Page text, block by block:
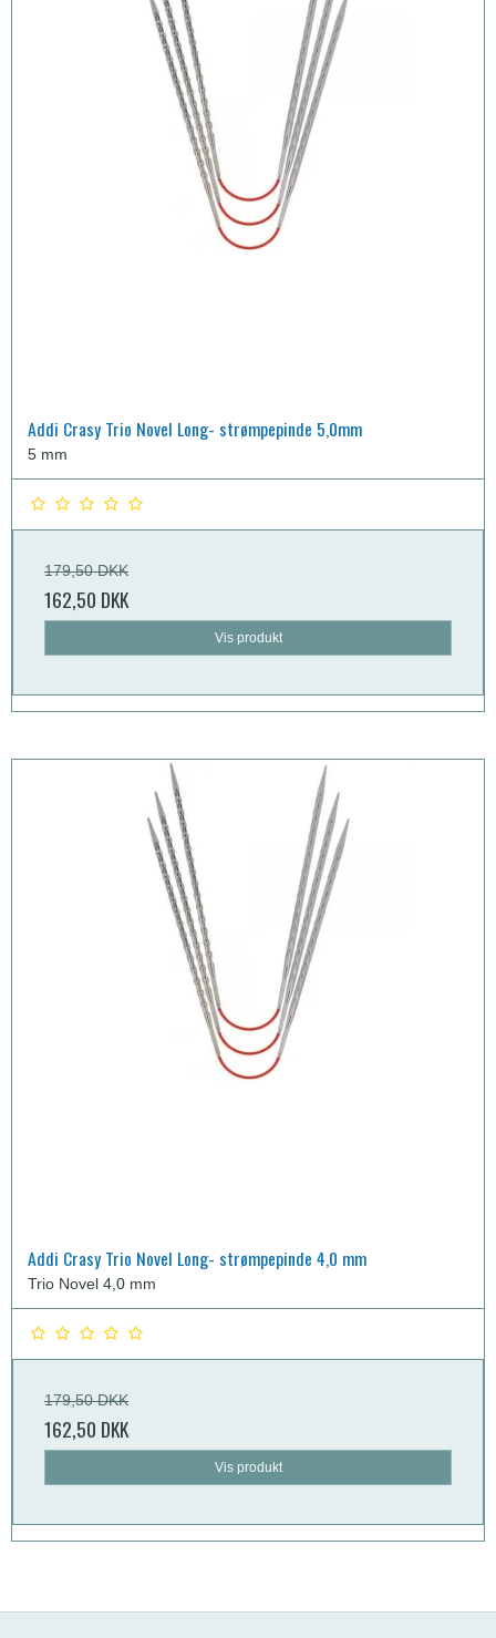
Addi Crasy Trio Novel Long- strømpepinde 5,0mm
5 mm
179,50 DKK
162,50 DKK
Vis produkt
Addi Crasy Trio Novel Long- strømpepinde 4,0 mm
Trio Novel 4,0 mm
179,50 DKK
162,50 DKK
Vis produkt